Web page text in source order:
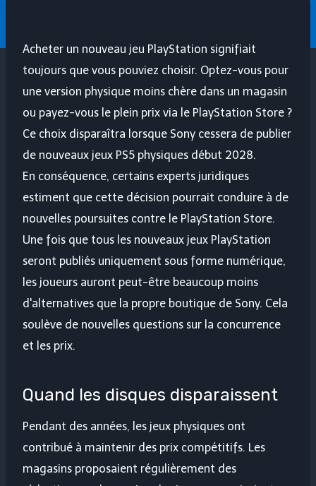
Acheter un nouveau jeu PlayStation signifiait
toujours que vous pouviez choisir. Optez-vous pour
une version physique moins chère dans un magasin
ou payez-vous le plein prix via le PlayStation Store ?
Ce choix disparaîtra lorsque Sony cessera de publier
de nouveaux jeux PS5 physiques début 2028.
En conséquence, certains experts juridiques
estiment que cette décision pourrait conduire à de
nouvelles poursuites contre le PlayStation Store.
Une fois que tous les nouveaux jeux PlayStation
seront publiés uniquement sous forme numérique,
les joueurs auront peut-être beaucoup moins
d'alternatives que la propre boutique de Sony. Cela
soulève de nouvelles questions sur la concurrence
et les prix.
Quand les disques disparaissent
Pendant des années, les jeux physiques ont
contribué à maintenir des prix compétitifs. Les
magasins proposaient régulièrement des